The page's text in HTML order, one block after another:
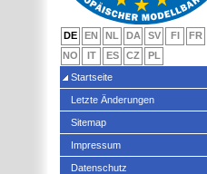
DE EN NL DA SV FI
FR
NO
IT ES CZ
PL
Startseite
Letzte Änderungen
Sitemap
Impressum
Datenschutz